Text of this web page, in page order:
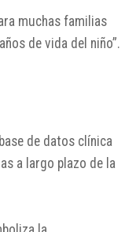
muchas familias
de vida del niño”.
de datos clínica
a largo plazo de la